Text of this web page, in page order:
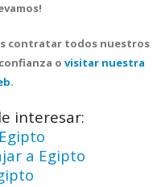
contratar todos nuestros
o visitar nuestra
.
interesar:
a Egipto